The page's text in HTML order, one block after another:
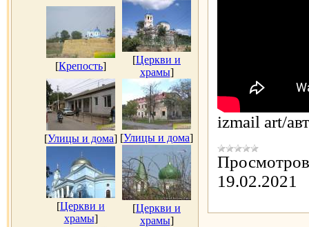
[Крепость]
[Церкви и
храмы]
[Улицы и дома] [Улицы и дома]
[Церкви и
храмы]
[Церкви и
храмы]
izmail art/
19.02.2021